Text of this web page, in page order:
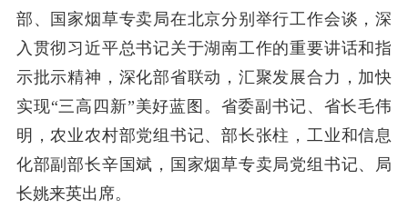
部、国家烟草专卖局在北京分别举行工作会谈，深
入贯彻习近平总书记关于湖南工作的重要讲话和指
示批示精神，深化部省联动，汇聚发展合力，加快
实现“三高四新”美好蓝图。省委副书记、省长毛伟
明，农业农村部党组书记、部长张柱，工业和信息
化部副部长辛国斌，国家烟草专卖局党组书记、局
长姚来英出席。